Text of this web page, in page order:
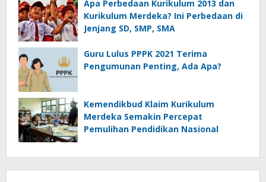
Apa Perbedaan Kurikulum 2013 dan
Kurikulum Merdeka? Ini Perbedaan di
Jenjang SD, SMP, SMA
Guru Lulus PPPK 2021 Terima
Pengumunan Penting, Ada Apa?
Kemendikbud Klaim Kurikulum
Merdeka Semakin Percepat
Pemulihan Pendidikan Nasional